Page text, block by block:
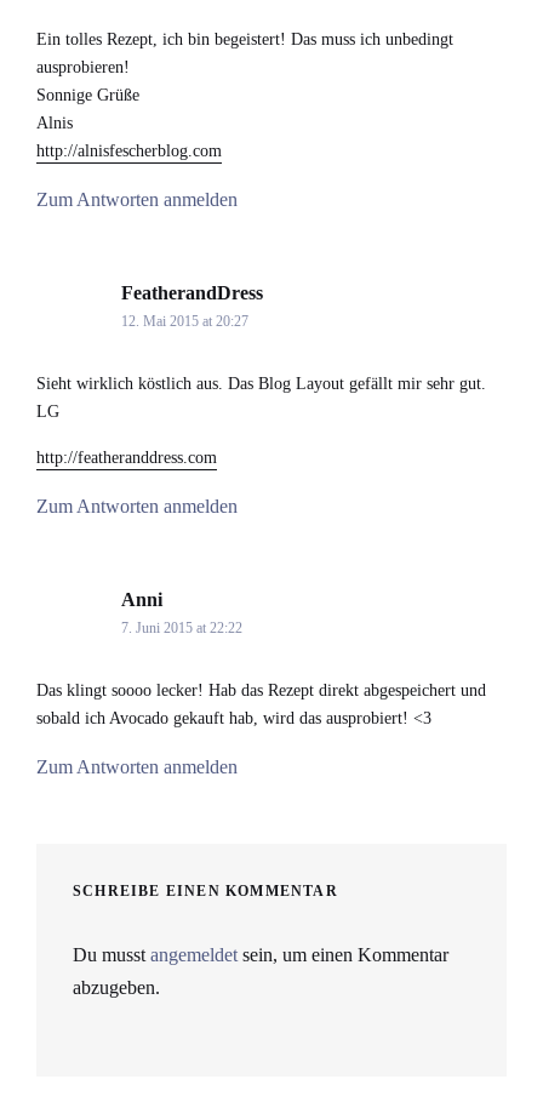
Ein tolles Rezept, ich bin begeistert! Das muss ich unbedingt
ausprobieren!
Sonnige Grüße
Alnis
http://alnisfescherblog.com
Zum Antworten anmelden
FeatherandDress
12. Mai 2015 at 20:27
Sieht wirklich köstlich aus. Das Blog Layout gefällt mir sehr gut.
LG
http://featheranddress.com
Zum Antworten anmelden
Anni
7. Juni 2015 at 22:22
Das klingt soooo lecker! Hab das Rezept direkt abgespeichert und
sobald ich Avocado gekauft hab, wird das ausprobiert! <3
Zum Antworten anmelden
SCHREIBE EINEN KOMMENTAR
Du musst angemeldet sein, um einen Kommentar
abzugeben.